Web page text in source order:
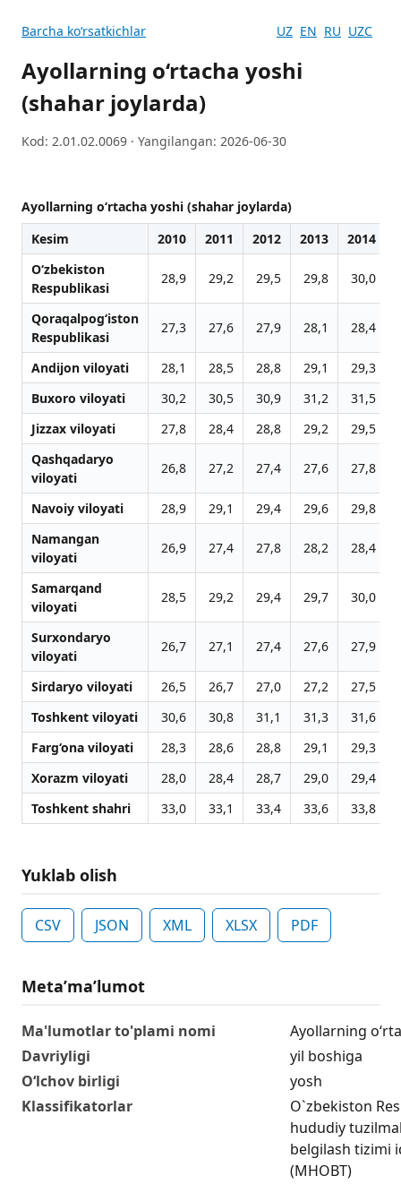
Barcha koʻrsatkichlar UZ EN RU UZC
Ayollarning o‘rtacha yoshi
(shahar joylarda)
Kod: 2.01.02.0069 · Yangilangan: 2026-06-30
Ayollarning o‘rtacha yoshi (shahar joylarda)
Kesim
2010 2011 2012 2013 2014
O‘zbekiston
Respublikasi
28,9 29,2 29,5 29,8 30,0
Qoraqalpog‘iston
Respublikasi
27,3 27,6 27,9 28,1 28,4
Andijon viloyati 28,1 28,5 28,8 29,1 29,3
Buxoro viloyati
30,2 30,5 30,9 31,2 31,5
Jizzax viloyati
27,8 28,4 28,8 29,2 29,5
Qashqadaryo
viloyati
26,8 27,2 27,4 27,6 27,8
Navoiy viloyati 28,9 29,1 29,4 29,6 29,8
Namangan
viloyati
26,9 27,4 27,8 28,2 28,4
Samarqand
viloyati
28,5 29,2 29,4 29,7 30,0
Surxondaryo
viloyati
26,7 27,1 27,4 27,6 27,9
Sirdaryo viloyati 26,5 26,7 27,0 27,2 27,5
Toshkent viloyati
30,6 30,8 31,1 31,3 31,6
Farg‘ona viloyati
28,3 28,6 28,8 29,1 29,3
Xorazm viloyati
28,0 28,4 28,7 29,0 29,4
Toshkent shahri
33,0 33,1 33,4 33,6 33,8
Yuklab olish
CSV JSON XML XLSX PDF
Metaʼmaʼlumot
Ma'lumotlar to'plami nomi
Ayollarning
Davriyligi
yil boshiga
O‘lchov birligi
yosh
Klassifikatorlar
O`zbekiston
hududiy
belgilash tizimi
(MHOBT)